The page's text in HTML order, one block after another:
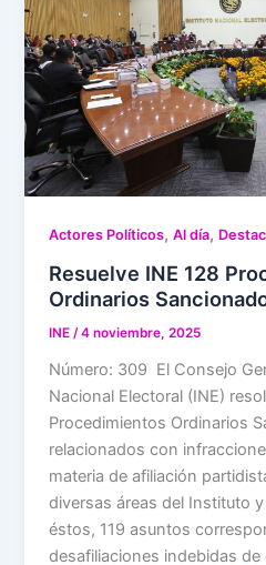
Actores Políticos,Al día,
Resuelve INE 128
Ordinarios
INE/4 noviembre, 2025
Número: 309 El Consejo
Nacional Electoral (INE)
Procedimientos Ordinarios
relacionados con
materia de afiliación
diversas áreas del Instituto
éstos, 119 asuntos
desafiliaciones indebidas de